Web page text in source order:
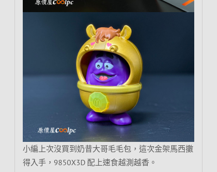
小編上次沒買到奶昔大哥毛毛包，這次金架馬西擻
得入手，9850X3D 配上速食越測越香。